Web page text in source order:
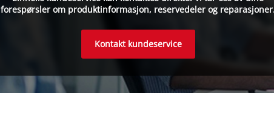
forespørsler om produktinformasjon, reservedeler og
Kontakt kundeservice